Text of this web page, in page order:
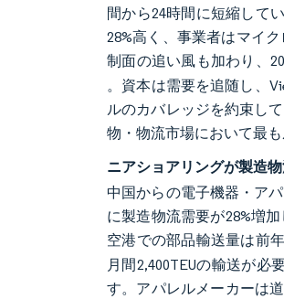
間から24時間に短縮して
28%高く、事業者はマイ
制面の追い風も加わり、
。資本は需要を追随し、
ルのカバレッジを約束し
物・物流市場において最
ニアショアリングが製造
中国からの電子機器・ア
に製造物流需要が28%増
空港での部品輸送量は前
月間2,400TEUの輸送が必
す。アパレルメーカーは